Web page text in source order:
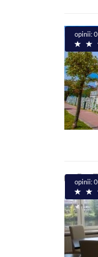
opinii: 0
opinii: 0